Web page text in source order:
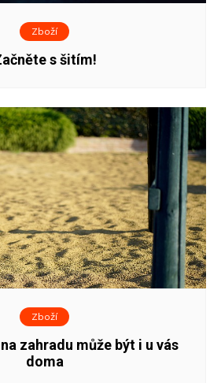
Zboží
s šitím!
Zboží
zahradu může být i u vás
doma